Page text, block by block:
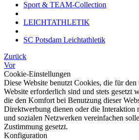
Sport & TEAM-Collection
LEICHTATHLETIK
SC Potsdam Leichtathletik
Zurück
Vor
Cookie-Einstellungen
Diese Website benutzt Cookies, die für
Website erforderlich sind und stets gesetzt
die den Komfort bei Benutzung dieser
Direktwerbung dienen oder die Interaktion
und sozialen Netzwerken vereinfachen
Zustimmung gesetzt.
Konfiguration